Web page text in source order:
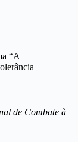
“A
de Combate à